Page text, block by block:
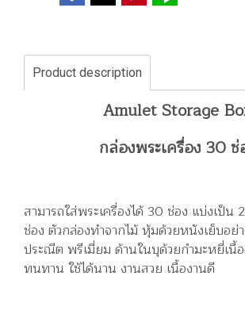
Product description
Amulet Storage
กล่องพระเครื่อง 30 ช่
สามารถใส่พระเครื่องได้ 30 ช่อง แบ่งเป็น
ช่อง ตัวกล่องทำจากไม้ หุ้มด้วยหนังเย็บอย่
ประณีต พรีเมี่ยม ด้านในบุด้วยกำมะหยี่เนื้
ทนทาน ใช้ได้นาน งานสวย เนื้องานดี